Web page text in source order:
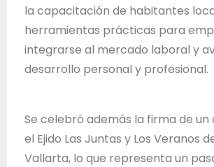
c
la capacitación de habitantes
herramientas prácticas para
integrarse al mercado laboral y
desarrollo personal y profesional.
Se celebró además la firma de un
el Ejido Las Juntas y Los Veranos
Vallarta, lo que representa un